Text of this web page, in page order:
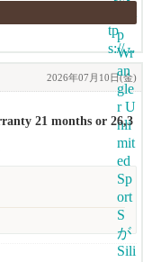
2026年07月10日(金)
21 months or 26,3